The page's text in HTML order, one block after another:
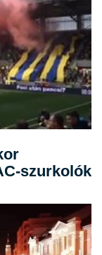
szurkolók